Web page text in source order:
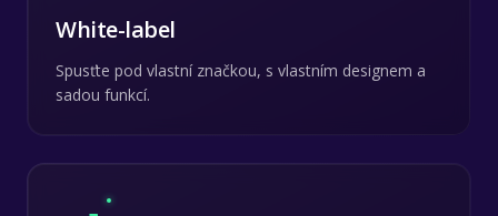
White-label
Spusťte pod vlastní značkou, s vlastním designem a
sadou funkcí.